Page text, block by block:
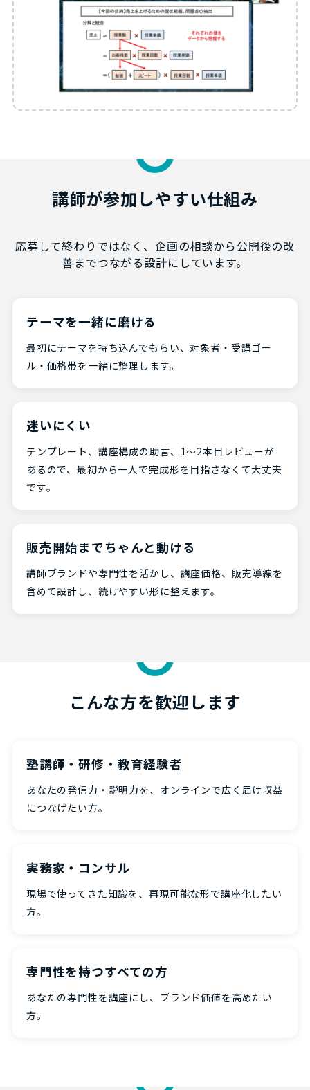
講師が参加しやすい仕組み
応募して終わりではなく、企画の相談から公開後の改
善までつながる設計にしています。
テーマを一緒に磨ける
最初にテーマを持ち込んでもらい、対象者・受講ゴー
ル・価格帯を一緒に整理します。
迷いにくい
テンプレート、講座構成の助言、1〜2本目レビューが
あるので、最初から一人で完成形を目指さなくて大丈夫
です。
販売開始までちゃんと動ける
講師ブランドや専門性を活かし、講座価格、販売導線を
含めて設計し、続けやすい形に整えます。
こんな方を歓迎します
塾講師・研修・教育経験者
あなたの発信力・説明力を、オンラインで広く届け収益
につなげたい方。
実務家・コンサル
現場で使ってきた知識を、再現可能な形で講座化したい
方。
専門性を持つすべての方
あなたの専門性を講座にし、ブランド価値を高めたい
方。